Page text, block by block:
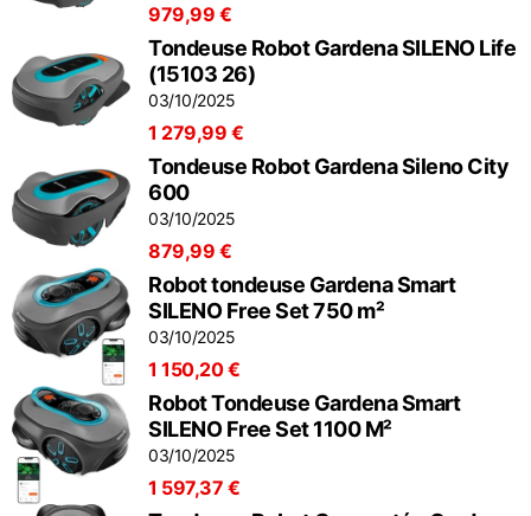
979,99 €
Tondeuse Robot Gardena SILENO Life
(15103 26)
03/10/2025
1 279,99 €
Tondeuse Robot Gardena Sileno City
600
03/10/2025
879,99 €
Robot tondeuse Gardena Smart
SILENO Free Set 750 m²
03/10/2025
1 150,20 €
Robot Tondeuse Gardena Smart
SILENO Free Set 1100 M²
03/10/2025
1 597,37 €